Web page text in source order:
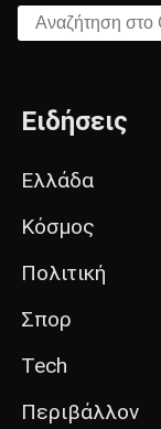
Αναζήτηση στο
Ειδήσεις
Ελλάδα
Κόσμος
Πολιτική
Σπορ
Tech
Περιβάλλον